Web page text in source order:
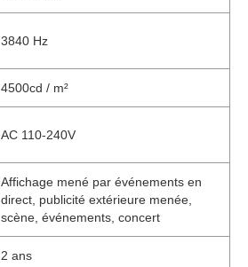
3840 Hz
4500cd / m²
AC 110-240V
Affichage mené par événements en
direct, publicité extérieure menée,
scène, événements, concert
2 ans